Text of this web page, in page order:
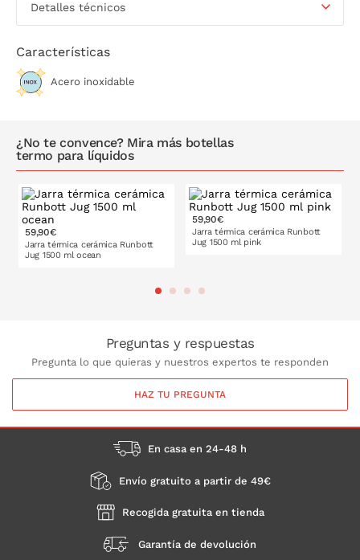
Peso: 730 g
condensación en la superficie exterior
Tecnología Microshield: evita la proliferación de
Libre de BPA y ftalatos
Apta para el contacto con alimentos
Detalles técnicos
Características
Acero inoxidable
¿No te convence? Mira más botellas
termo para líquidos
59,90€
Jarra térmica cerámica Runbott
Jug 1500 ml ocean
59,90€
Jarra térmica cerámica Runbott
Jug 1500 ml pink
Preguntas y respuestas
Pregunta lo que quieras y nuestros expertos te responden
HAZ TU PREGUNTA
En casa en 24-48 h
Envío gratuito a partir de 49€
Recogida gratuita en tienda
Garantía de devolución